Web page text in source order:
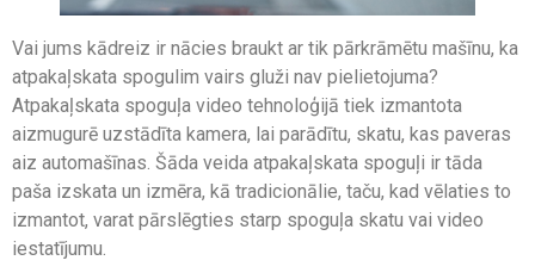
Vai jums kādreiz ir nācies braukt ar tik pārkrāmētu mašīnu, ka
atpakaļskata spogulim vairs gluži nav pielietojuma?
Atpakaļskata spoguļa video tehnoloģijā tiek izmantota
aizmugurē uzstādīta kamera, lai parādītu, skatu, kas paveras
aiz automašīnas. Šāda veida atpakaļskata spoguļi ir tāda
paša izskata un izmēra, kā tradicionālie, taču, kad vēlaties to
izmantot, varat pārslēgties starp spoguļa skatu vai video
iestatījumu.